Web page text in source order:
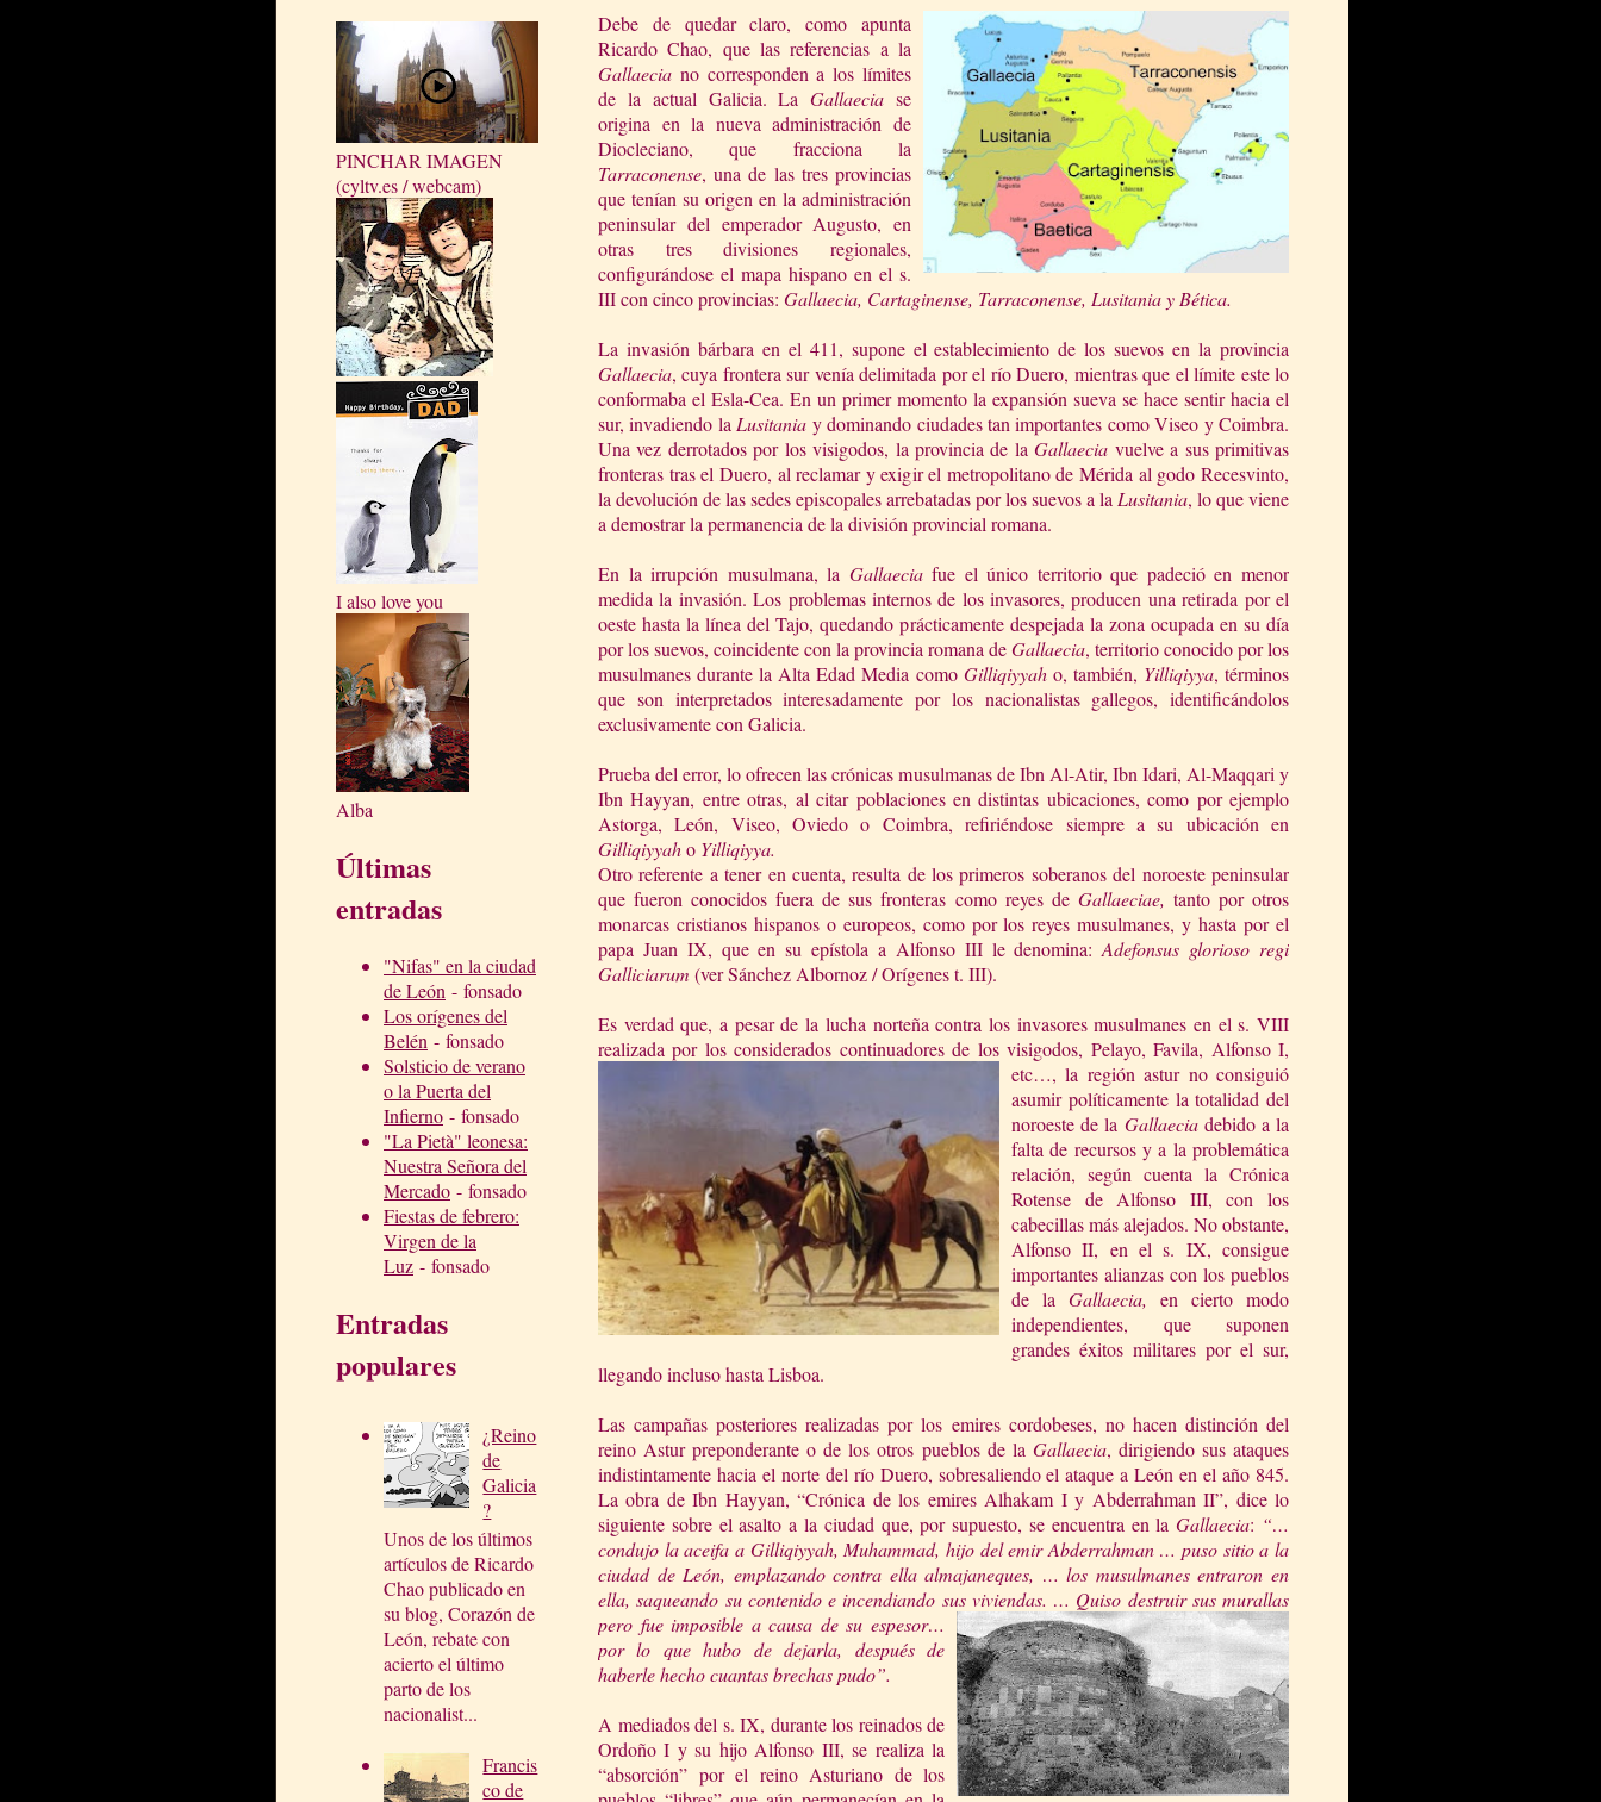
PINCHAR IMAGEN
(cyltv.es / webcam)
I also love you
Alba
Últimas
entradas
"Nifas" en la ciudad
de León - fonsado
Los orígenes del
Belén - fonsado
Solsticio de verano
o la Puerta del
Infierno - fonsado
"La Pietà" leonesa:
Nuestra Señora del
Mercado - fonsado
Fiestas de febrero:
Virgen de la
Luz - fonsado
Entradas
populares
¿Reino
de
Galicia
?
Unos de los últimos
artículos de Ricardo
Chao publicado en
su blog, Corazón de
León, rebate con
acierto el último
parto de los
nacionalist...
Francis
co de
Debe de quedar claro, como apunta
Ricardo Chao, que las referencias a la
Gallaecia no corresponden a los límites
de la actual Galicia.LaGallaecia se
origina en la nueva administración de
Diocleciano, que fracciona la
Tarraconense, una de las tres provincias
que tenían su origen en la administración
peninsular del emperador Augusto, en
otras tres divisiones regionales,
configurándose el mapa hispano en el s.
III con cinco provincias: Gallaecia, Cartaginense, Tarraconense, Lusitania y Bética.
La invasión bárbara en el 411, supone el establecimiento de los suevos en la provincia
Gallaecia, cuya frontera sur venía delimitada por el río Duero, mientras que el límite este lo
conformaba el Esla-Cea. En un primer momento la expansión sueva se hace sentir hacia el
sur, invadiendo la Lusitania y dominando ciudades tan importantes como Viseo y Coimbra.
Una vez derrotados por los visigodos, la provincia de laGallaecia vuelve a sus primitivas
fronteras tras el Duero, al reclamar y exigir el metropolitano de Mérida al godo Recesvinto,
la devolución de las sedes episcopales arrebatadas por los suevos a la Lusitania, lo que viene
a demostrar la permanencia de la división provincial romana.
En la irrupción musulmana,la Gallaeciafue el único territorio que padeció en menor
medida la invasión. Los problemas internos de los invasores, producen una retirada por el
oeste hasta la línea del Tajo, quedando prácticamente despejada la zona ocupada en su día
por los suevos, coincidente con la provincia romana deGallaecia, territorio conocido por los
musulmanes durantela Alta Edad Media como Gilliqiyyaho, también, Yilliqiyya, términos
que son interpretados interesadamente por los nacionalistas gallegos, identificándolos
exclusivamente con Galicia.
Prueba del error, lo ofrecen las crónicas musulmanas de Ibn Al-Atir, Ibn Idari, Al-Maqqari y
Ibn Hayyan, entre otras, al citar poblaciones en distintas ubicaciones, como por ejemplo
Astorga, León, Viseo, Oviedo o Coimbra, refiriéndose siempre a su ubicación en
Gilliqiyyaho Yilliqiyya.
Otro referente a tener en cuenta, resulta de los primeros soberanos del noroeste peninsular
que fueron conocidos fuera de sus fronteras como reyes de Gallaeciae, tanto por otros
monarcas cristianos hispanos o europeos, como por los reyes musulmanes, y hasta por el
papa Juan IX, que en su epístola a Alfonso III le denomina:Adefonsus glorioso regi
Galliciarum (ver Sánchez Albornoz / Orígenes t. III).
Es verdad que, a pesar de la lucha norteña contra los invasores musulmanes en el s. VIII
realizada por los considerados continuadores de los visigodos, Pelayo, Favila, Alfonso I,
etc…, la región astur no consiguió
asumir políticamente la totalidad del
noroeste dela Gallaeciadebido a la
falta de recursos y a la problemática
relación, según cuenta la Crónica
Rotense de Alfonso III, con los
cabecillas más alejados. No obstante,
Alfonso II, en el s. IX, consigue
importantes alianzas con los pueblos
de la Gallaecia, en cierto modo
independientes, que suponen
grandes éxitos militares por el sur,
llegando incluso hasta Lisboa.
Las campañas posteriores realizadas por los emires cordobeses, no hacen distinción del
reino Astur preponderante o de los otros pueblos de la Gallaecia, dirigiendo sus ataques
indistintamente hacia el norte del río Duero, sobresaliendo el ataque a León en el año 845.
La obra de Ibn Hayyan, “Crónica de los emires Alhakam I y Abderrahman II”, dice lo
siguiente sobre el asalto a la ciudad que, por supuesto, se encuentra enlaGallaecia: “…
condujo la aceifa a Gilliqiyyah, Muhammad, hijo del emir Abderrahman … puso sitio a la
ciudad de León, emplazando contra ella almajaneques, … los musulmanes entraron en
ella, saqueando su contenido e incendiando sus viviendas. … Quiso destruir sus murallas
pero fue imposible a causa de su espesor…
por lo que hubo de dejarla, después de
haberle hecho cuantas brechas pudo”.
A mediados del s. IX, durante los reinados de
Ordoño I y su hijo Alfonso III, se realiza la
“absorción” por el reino Asturiano de los